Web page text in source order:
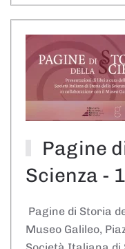
Pagine
Scienza -
Pagine di Storia
Museo Galileo,